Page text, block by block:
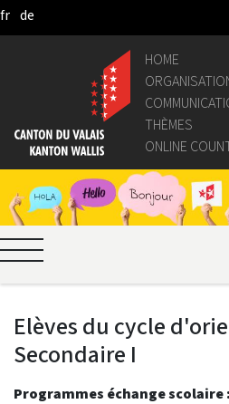
Pular para o Conteúdo principal
fr de
HOME
THÈMES
ONLINE
Elèves du cycle
Secondaire I
Programmes échange scolaire :